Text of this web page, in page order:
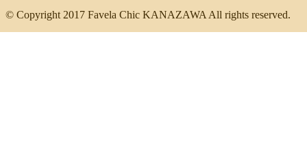
© Copyright 2017 Favela Chic KANAZAWA All rights reserved.